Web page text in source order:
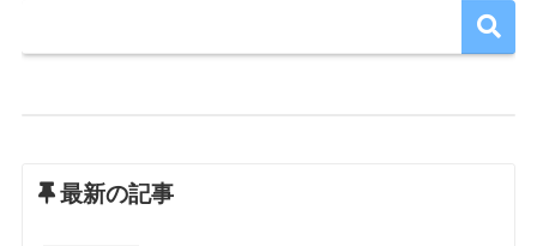
最新の記事